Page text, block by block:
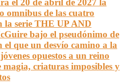
omnibus de las cuatro
la serie THE UP AND
bajo el pseudónimo de
que un desvío camino a la
opuestos a un reino
magia, criaturas imposibles y